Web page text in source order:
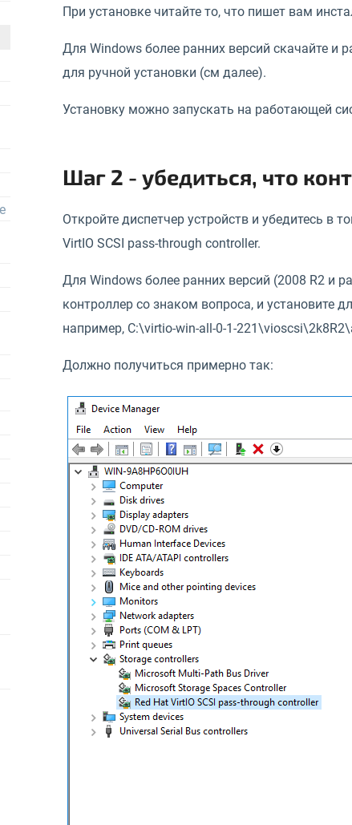
При установке читайте то, что пишет вам
Для Windows более ранних версий скачайте и
для ручной установки (см далее).
Установку можно запускать на работающей
Шаг 2 - убедиться, что
Откройте диспетчер устройств и убедитесь в
VirtIO SCSI pass-through controller.
Для Windows более ранних версий (2008 R2 и
контроллер со знаком вопроса, и установите
например, C:\virtio-win-all-0-1-
Должно получиться примерно так: